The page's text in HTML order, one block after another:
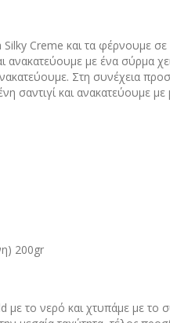
Creme και τα φέρνουμε
με ένα σύρμα
Στη συνέχεια
σαντιγί και ανακατεύουμε με
200gr
το νερό και χτυπάμε με το